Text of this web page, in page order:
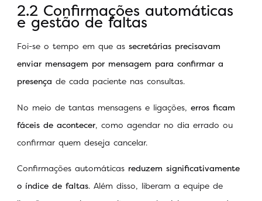
2.2 Confirmações automáticas
e gestão de faltas
Foi-se o tempo em que as secretárias precisavam
enviar mensagem por mensagem para confirmar a
presença de cada paciente nas consultas.
No meio de tantas mensagens e ligações, erros ficam
fáceis de acontecer, como agendar no dia errado ou
confirmar quem deseja cancelar.
Confirmações automáticas reduzem significativamente
o índice de faltas. Além disso, liberam a equipe de